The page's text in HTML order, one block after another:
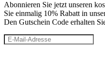
Abonnieren Sie jetzt unseren
Sie einmalig 10% Rabatt in
Den Gutschein Code erhalten